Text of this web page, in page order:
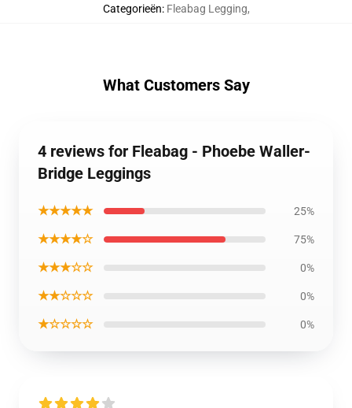
Categorieën: Fleabag Legging,
What Customers Say
4 reviews for Fleabag - Phoebe Waller-
Bridge Leggings
★★★★★ 25%
★★★★☆ 75%
★★★☆☆ 0%
★★☆☆☆ 0%
★☆☆☆☆ 0%